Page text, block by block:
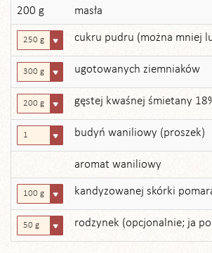
200 g masła
250 g cukru pudru (można mniej
300 g ugotowanych ziemniaków
200 g gęstej kwaśnej śmietany
1 budyń waniliowy (proszek)
aromat waniliowy
100 g kandyzowanej skórki
50 g rodzynek (opcjonalnie; ja